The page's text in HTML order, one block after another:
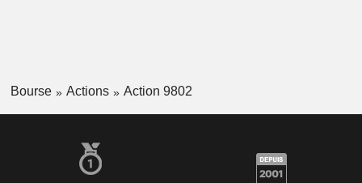
Bourse Actions Action 9802